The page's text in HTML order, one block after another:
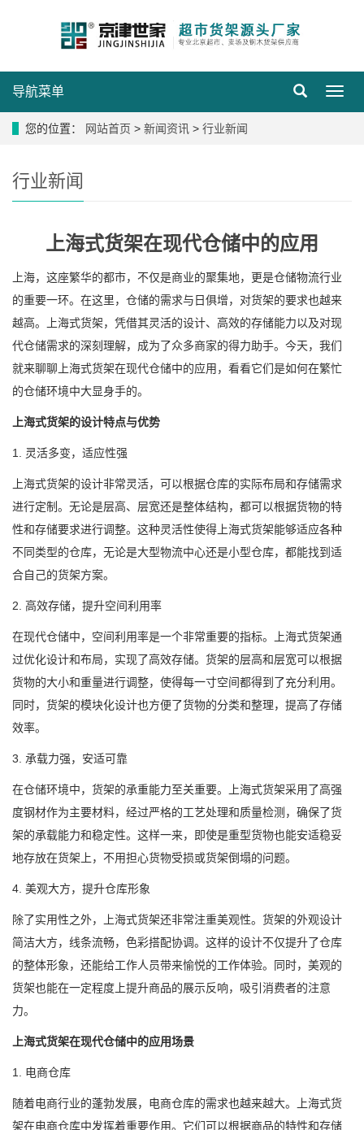
导
导航菜单
您的位置： 网站首页 > 新闻资讯 > 行业新闻
行业新闻
上海式货架在现代仓储中的应用
上海，这座繁华的都市，不仅是商业的聚集地，更是仓储物流行业
的重要一环。在这里，仓储的需求与日俱增，对货架的要求也越来
越高。上海式货架，凭借其灵活的设计、高效的存储能力以及对现
代仓储需求的深刻理解，成为了众多商家的得力助手。今天，我们
就来聊聊上海式货架在现代仓储中的应用，看看它们是如何在繁忙
的仓储环境中大显身手的。
上海式货架的设计特点与优势
1. 灵活多变，适应性强
上海式货架的设计非常灵活，可以根据仓库的实际布局和存储需求
进行定制。无论是层高、层宽还是整体结构，都可以根据货物的特
性和存储要求进行调整。这种灵活性使得上海式货架能够适应各种
不同类型的仓库，无论是大型物流中心还是小型仓库，都能找到适
合自己的货架方案。
2. 高效存储，提升空间利用率
在现代仓储中，空间利用率是一个非常重要的指标。上海式货架通
过优化设计和布局，实现了高效存储。货架的层高和层宽可以根据
货物的大小和重量进行调整，使得每一寸空间都得到了充分利用。
同时，货架的模块化设计也方便了货物的分类和整理，提高了存储
效率。
3. 承载力强，安适可靠
在仓储环境中，货架的承重能力至关重要。上海式货架采用了高强
度钢材作为主要材料，经过严格的工艺处理和质量检测，确保了货
架的承载能力和稳定性。这样一来，即使是重型货物也能安适稳妥
地存放在货架上，不用担心货物受损或货架倒塌的问题。
4. 美观大方，提升仓库形象
除了实用性之外，上海式货架还非常注重美观性。货架的外观设计
简洁大方，线条流畅，色彩搭配协调。这样的设计不仅提升了仓库
的整体形象，还能给工作人员带来愉悦的工作体验。同时，美观的
货架也能在一定程度上提升商品的展示反响，吸引消费者的注意
力。
上海式货架在现代仓储中的应用场景
1. 电商仓库
随着电商行业的蓬勃发展，电商仓库的需求也越来越大。上海式货
架在电商仓库中发挥着重要作用。它们可以根据商品的特性和存储